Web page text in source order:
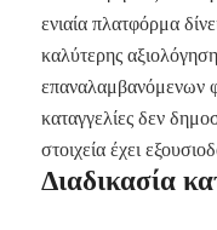
ενιαία πλατφόρμα
καλύτερης
επαναλαμβανόμενων
καταγγελίες δεν
στοιχεία έχει
Διαδικασία